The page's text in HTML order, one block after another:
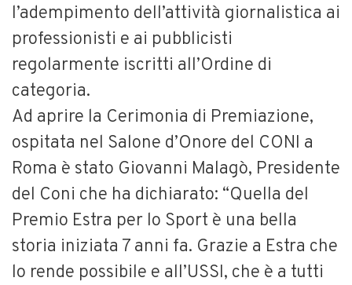
l’adempimento dell’attività giornalistica ai
professionisti e ai pubblicisti
regolarmente iscritti all’Ordine di
categoria.
Ad aprire la Cerimonia di Premiazione,
ospitata nel Salone d’Onore del CONI a
Roma è stato Giovanni Malagò, Presidente
del Coni che ha dichiarato: “Quella del
Premio Estra per lo Sport è una bella
storia iniziata 7 anni fa. Grazie a Estra che
lo rende possibile e all’USSI, che è a tutti